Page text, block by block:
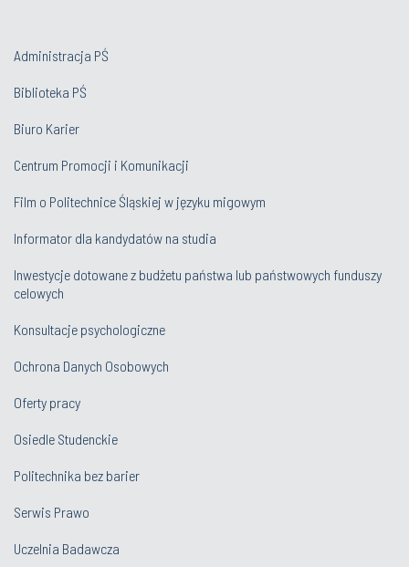
Administracja PŚ
Biblioteka PŚ
Biuro Karier
Centrum Promocji i Komunikacji
Film o Politechnice Śląskiej w języku migowym
Informator dla kandydatów na studia
Inwestycje dotowane z budżetu państwa lub państwowych funduszy
celowych
Konsultacje psychologiczne
Ochrona Danych Osobowych
Oferty pracy
Osiedle Studenckie
Politechnika bez barier
Serwis Prawo
Uczelnia Badawcza